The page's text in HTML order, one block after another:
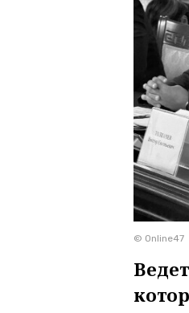
© Online47